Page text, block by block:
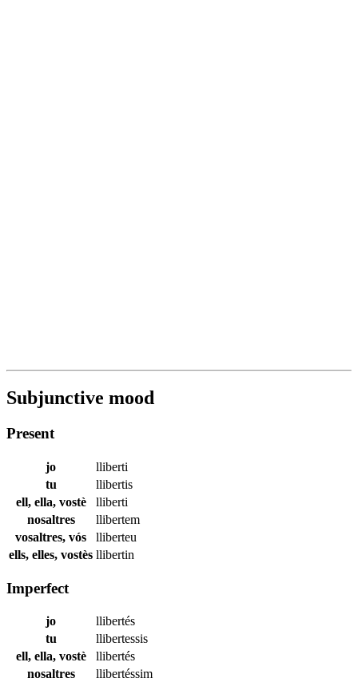
Subjunctive mood
Present
jo
lliberti
tu
llibertis
ell, ella, vostè
lliberti
nosaltres
llibertem
vosaltres, vós
lliberteu
ells, elles, vostès llibertin
Imperfect
jo
llibertés
tu
llibertessis
ell, ella, vostè
llibertés
nosaltres
llibertéssim